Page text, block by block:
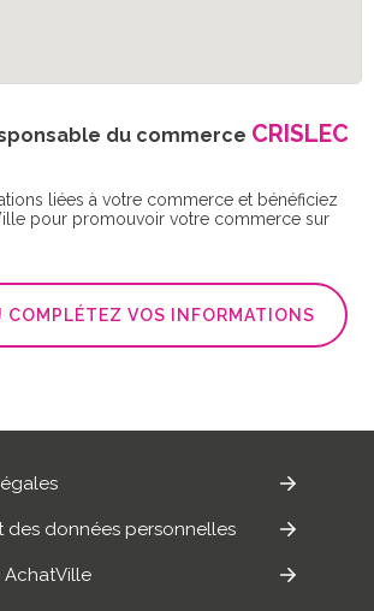
du commerce CRISLEC
liées à votre commerce et bénéficiez
pour promouvoir votre commerce sur
COMPLÉTEZ VOS INFORMATIONS
des données personnelles